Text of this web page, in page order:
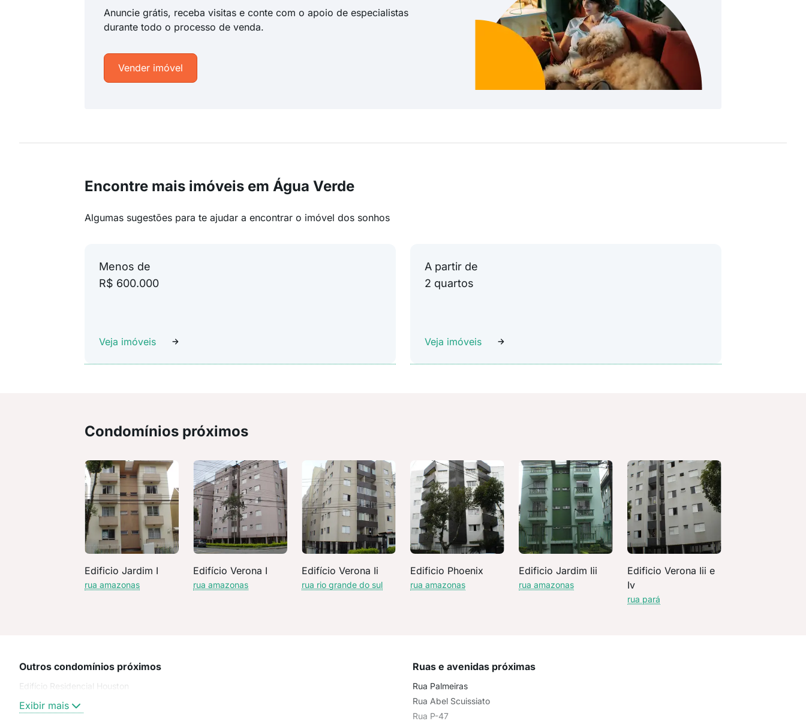
Anuncie grátis, receba visitas e conte com o apoio de especialistas
durante todo o processo de venda.
Vender imóvel
Encontre mais imóveis em Água Verde
Algumas sugestões para te ajudar a encontrar o imóvel dos sonhos
Menos de
R$ 600.000
Veja imóveis
A partir de
2 quartos
Veja imóveis
Condomínios próximos
Edificio Jardim I
rua amazonas
Edifício Verona I
rua amazonas
Edifício Verona Ii
rua rio grande do sul
Edificio Phoenix
rua amazonas
Edificio Jardim Iii
rua amazonas
Edificio Verona Iii e
Iv
rua pará
Outros condomínios próximos
Edifício Residencial Houston
Exibir mais
Ruas e avenidas próximas
Rua Palmeiras
Rua Abel Scuissiato
Rua P-47